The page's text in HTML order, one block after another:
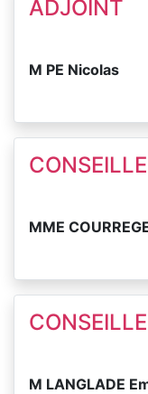
ADJOINT
M PE Nicolas
MME
M LANGLADE